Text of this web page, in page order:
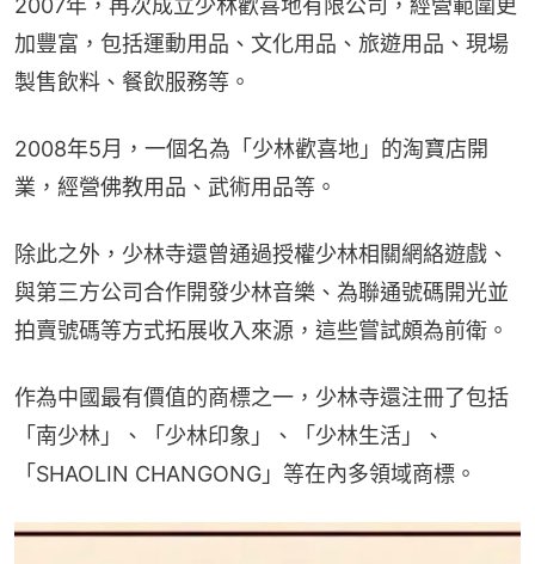
2007年，再次成立少林歡喜地有限公司，經營範圍更
加豐富，包括運動用品、文化用品、旅遊用品、現場
製售飲料、餐飲服務等。
2008年5月，一個名為「少林歡喜地」的淘寶店開
業，經營佛教用品、武術用品等。
除此之外，少林寺還曾通過授權少林相關網絡遊戲、
與第三方公司合作開發少林音樂、為聯通號碼開光並
拍賣號碼等方式拓展收入來源，這些嘗試頗為前衛。
作為中國最有價值的商標之一，少林寺還注冊了包括
「南少林」、「少林印象」、「少林生活」、
「SHAOLIN CHANGONG」等在內多領域商標。